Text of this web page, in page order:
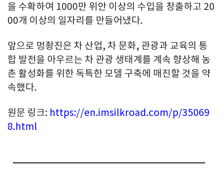
을 수확하여 1000만 위안 이상의 수입을 창출하고 20
00개 이상의 일자리를 만들어냈다.
앞으로 멍좡진은 차 산업, 차 문화, 관광과 교육의 통
합 발전을 아우르는 차 관광 생태계를 계속 향상해 농
촌 활성화를 위한 독특한 모델 구축에 매진할 것을 약
속했다.
원문 링크: https://en.imsilkroad.com/p/35069
8.html